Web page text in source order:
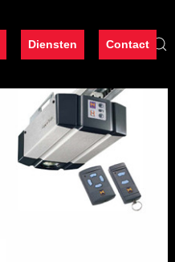
Diensten Contact